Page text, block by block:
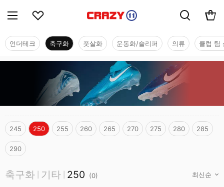
언더테크 축구화 풋살화 운동화/슬리퍼 의류 클럽 팀
245 250 255 260 265 270 275 280 285
290
축구화 기타 250 (0)